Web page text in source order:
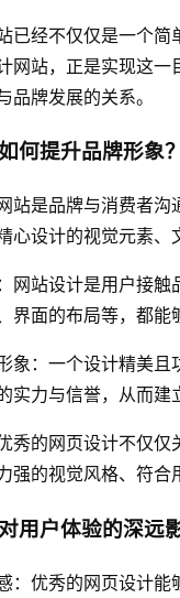
已经不仅仅是一个简
网站，正是实现这
品牌发展的关系。
何提升品牌形象？
站是品牌与消费者
心设计的视觉元素、
网站设计是用户接
界面的布局等，都能
象：一个设计精美且
实力与信誉，从而建
秀的网页设计不仅
强的视觉风格、符合
用户体验的深远
：优秀的网页设计